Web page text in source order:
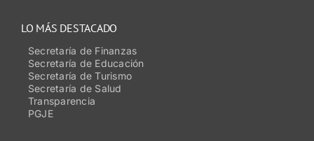
LO MÁS DESTACADO
Secretaría de Finanzas
Secretaría de Educación
Secretaría de Turismo
Secretaría de Salud
Transparencia
PGJE